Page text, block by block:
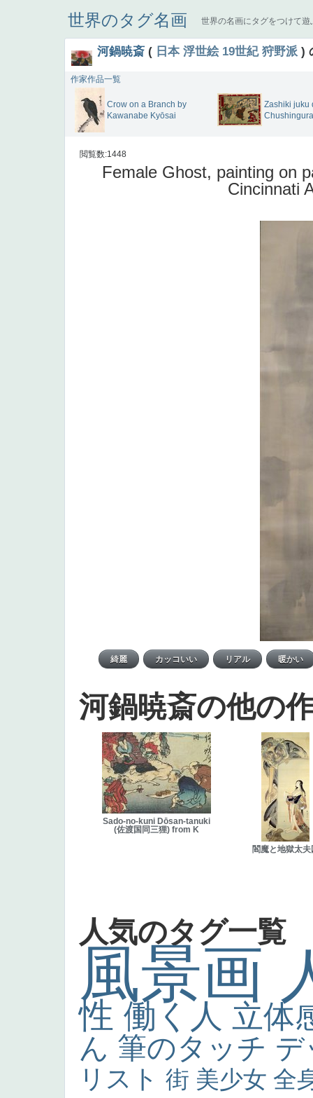
世界のタグ名画 世界の名画にタグをつけて遊
河鍋暁斎 ( 日本 浮世絵 19世紀 狩野派 )
作家作品一覧
Crow on a Branch by
Kawanabe Kyōsai
Zashiki juku
Chushingura
閲覧数:1448
Female Ghost, painting on
Cincinnati
河鍋暁斎の他の
Sado-no-kuni Dōsan-tanuki
(佐渡国同三狸) from K
閻魔と地獄太夫
人気のタグ一覧
風景画
性 働く人 立体
ん 筆のタッチ
リスト 街 美少女 全